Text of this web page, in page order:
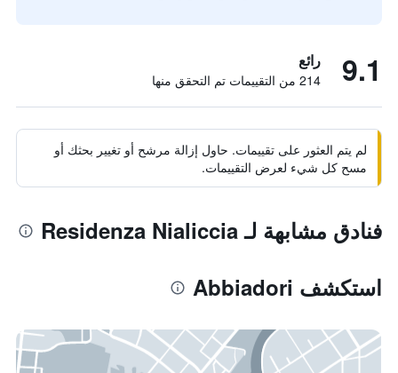
9.1 رائع
214 من التقييمات تم التحقق منها
لم يتم العثور على تقييمات. حاول إزالة مرشح أو تغيير بحثك أو
مسح كل شيء لعرض التقييمات.
فنادق مشابهة لـ Residenza Nialiccia
استكشف Abbiadori